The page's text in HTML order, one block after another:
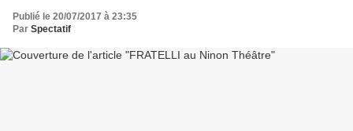
Publié le 20/07/2017 à 23:35
Par Spectatif